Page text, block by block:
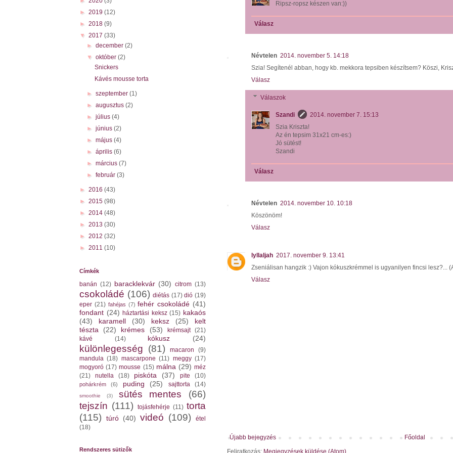
Ripsz-ropsz készen van:))
Válasz
Névtelen 2014. november 5. 14:18
Szia! Segítenél abban, hogy kb. mekkora tepsiben készítsem? Köszi,
Válasz
Válaszok
Szandi
2014. november 7. 15:13
Szia Kriszta!
Az én tepsim 31x21 cm-es:)
Jó sütést!
Szandi
Válasz
Névtelen 2014. november 10. 10:18
Köszönöm!
Válasz
lyllaljah 2017. november 9. 13:41
Zseniálisan hangzik :) Vajon kókuszkrémmel is ugyanilyen fincsi lesz?...
Válasz
Újabb bejegyzés
Főoldal
Feliratkozás: Megjegyzések küldése (Atom)
► 2019 (12)
► 2018 (9)
▼ 2017 (33)
►december(2)
▼október(2)
Snickers
Kávés mousse torta
►szeptember(1)
►augusztus(2)
►július(4)
►június(2)
►május(4)
►április(6)
►március(7)
►február(3)
► 2016 (43)
► 2015 (98)
► 2014 (48)
► 2013 (30)
► 2012 (32)
► 2011 (10)
Címkék
banán (12) baracklekvár (30) citrom (13)
csokoládé (106) diétás (17) dió (19)
eper (21) fahéjas (7) fehér csokoládé (41)
fondant (24) háztartási keksz (15) kakaós
(43)
karamell (30) keksz (25)
kelt
tészta
(22) krémes (53) krémsajt (21)
kávé
(14) kókusz (24)
különlegesség (81) macaron
(9)
mandula (18) mascarpone (11) meggy (17)
mogyoró (17) mousse (15) málna (29) méz
(21)
nutella (18) piskóta (37) pite (10)
pohárkrém (6) puding (25) sajttorta (14)
smoothie (3) sütés mentes
(66)
tejszín (111) tojásfehérje (11) torta
(115)
túró (40) videó (109)
étel
(18)
Rendszeres sütizők